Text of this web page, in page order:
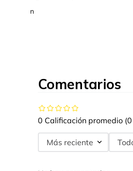
n
Comentarios
0 Calificación promedio
Más reciente